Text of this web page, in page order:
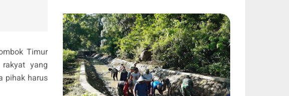
Timur
yang
pihak harus